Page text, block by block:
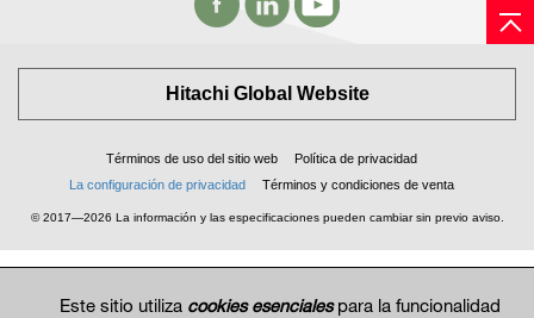
Este sitio utiliza cookies esencialespara la funcionalidad
Hitachi Global Website
Términos de uso del sitio web
Política de privacidad
La configuración de privacidad
Términos y condiciones de venta
© 2017—2026 La información y las especificaciones pueden cambiar sin previo aviso.